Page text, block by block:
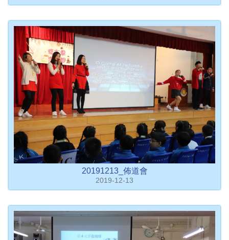
20191213_佈道會
2019-12-13